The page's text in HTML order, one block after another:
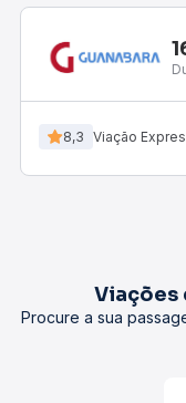
8,3 Viação
Viações
Procure a sua